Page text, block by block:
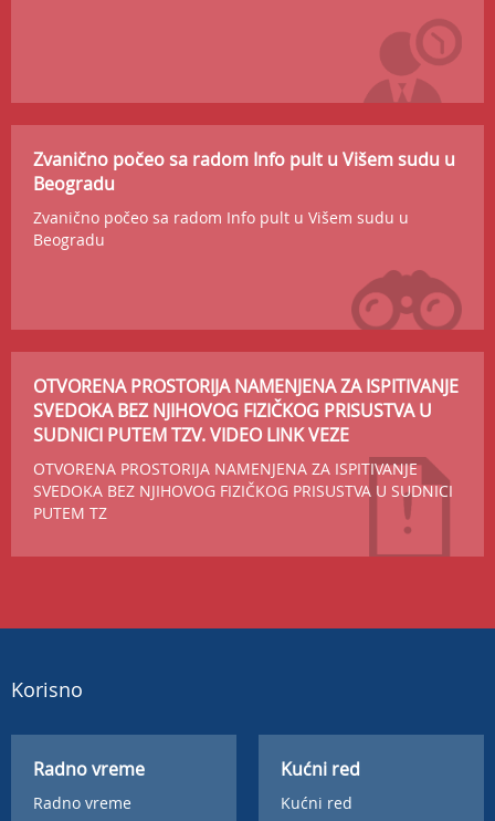
Zvanično počeo sa radom Info pult u Višem sudu u
Beogradu
Zvanično počeo sa radom Info pult u Višem sudu u
Beogradu
OTVORENA PROSTORIJA NAMENJENA ZA ISPITIVANJE
SVEDOKA BEZ NJIHOVOG FIZIČKOG PRISUSTVA U
SUDNICI PUTEM TZV. VIDEO LINK VEZE
OTVORENA PROSTORIJA NAMENJENA ZA ISPITIVANJE
SVEDOKA BEZ NJIHOVOG FIZIČKOG PRISUSTVA U SUDNICI
PUTEM TZ
Korisno
Radno vreme
Radno vreme
Kućni red
Kućni red